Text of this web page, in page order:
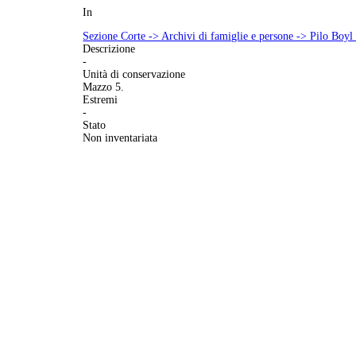
In
Sezione Corte -> Archivi di famiglie e persone -> Pilo
Descrizione
-
Unità di conservazione
Mazzo 5.
Estremi
-
Stato
Non inventariata